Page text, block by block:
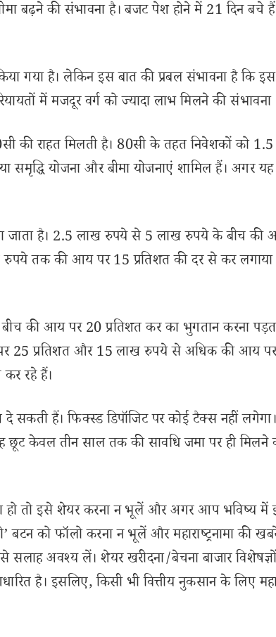
बढ़ने की संभावना है। बजट पेश होने में 21 दिन बचे
गया है। लेकिन इस बात की प्रबल संभावना है कि
में मजदूर वर्ग को ज्यादा लाभ मिलने की
की राहत मिलती है। 80सी के तहत निवेशकों को
समृद्धि योजना और बीमा योजनाएं शामिल हैं। अगर यह
जाता है। 2.5 लाख रुपये से 5 लाख रुपये के बीच की
तक की आय पर 15 प्रतिशत की दर से कर लगाया
की आय पर 20 प्रतिशत कर का भुगतान करना
प्रतिशत और 15 लाख रुपये से अधिक की आय पर
रहे हैं।
दे सकती हैं। फिक्स्ड डिपॉजिट पर कोई टैक्स नहीं
केवल तीन साल तक की सावधि जमा पर ही मिलने
तो इसे शेयर करना न भूलें और अगर आप भविष्य
बटन को फॉलो करना न भूलें और महाराष्ट्रनामा की
अवश्य लें। शेयर खरीदना/बेचना बाजार
है। इसलिए, किसी भी वित्तीय नुकसान के लिए